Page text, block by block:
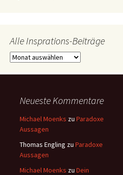
Alle Insprations-Beiträge
Alle
Beiträge
Neueste Kommentare
Michael Moenks zu Paradoxe
Aussagen
Thomas Engling zu Paradoxe
Aussagen
Michael Moenks zu Dein